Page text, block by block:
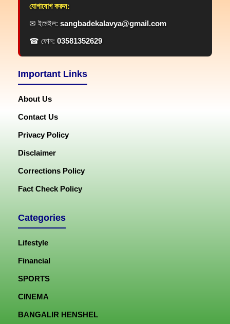
যোগাযোগ করুন:
✉ ইমেইল: sangbadekalavya@gmail.com
☎ ফোন: 03581352629
Important Links
About Us
Contact Us
Privacy Policy
Disclaimer
Corrections Policy
Fact Check Policy
Categories
Lifestyle
Financial
SPORTS
CINEMA
BANGALIR HENSHEL